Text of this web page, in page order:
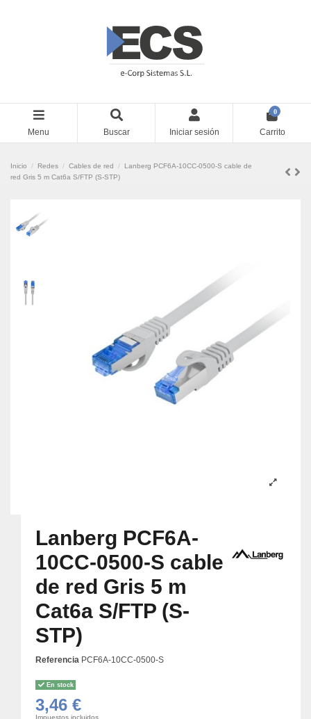
Menu Buscar Iniciar sesión
0
Carrito
Inicio Redes Cables de red
Lanberg PCF6A-10CC-0500-S cable de
red Gris 5 m Cat6a S/FTP (S-STP)
Lanberg PCF6A-
10CC-0500-S cable
de red Gris 5 m
Cat6a S/FTP (S-
STP)
Referencia PCF6A-10CC-0500-S
En stock
3,46 €
Impuestos incluidos